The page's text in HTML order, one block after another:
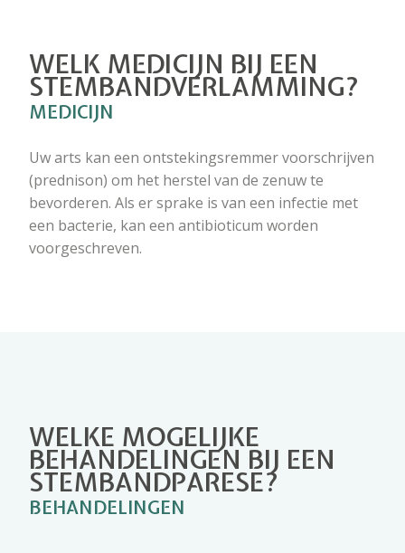
WELK MEDICIJN BIJ EEN
STEMBANDVERLAMMING?
MEDICIJN
Uw arts kan een ontstekingsremmer voorschrijven
(prednison) om het herstel van de zenuw te
bevorderen. Als er sprake is van een infectie met
een bacterie, kan een antibioticum worden
voorgeschreven.
WELKE MOGELIJKE
BEHANDELINGEN BIJ EEN
STEMBANDPARESE?
BEHANDELINGEN